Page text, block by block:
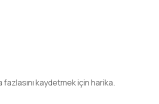
kaydetmek için harika.